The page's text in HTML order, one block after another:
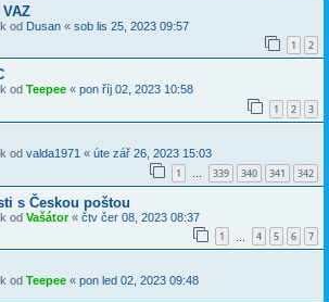
od Dusan « sob lis 25, 2023 09:57
1 2
od Teepee « pon říj 02, 2023 10:58
1 2 3
od valda1971 « úte zář 26, 2023 15:03
1 … 339 340 341 342
s Českou poštou
od Vašátor« čtv čer 08, 2023 08:37
1 4 5 6 7
od Teepee « pon led 02, 2023 09:48